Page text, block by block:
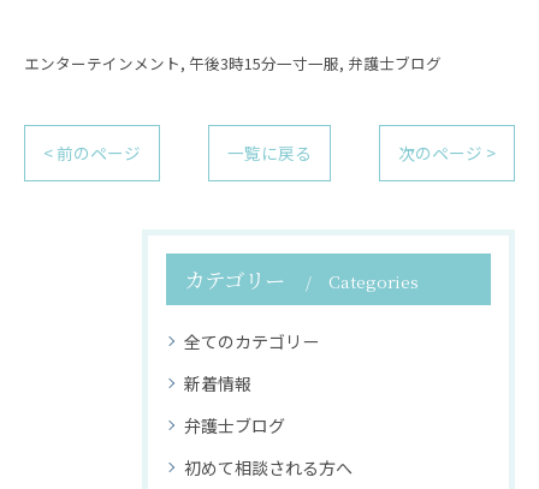
エンターテインメント 午後3時15分一寸一服 弁護士ブログ
< 前のページ 一覧に戻る 次のページ >
カテゴリー Categories
全てのカテゴリー
新着情報
弁護士ブログ
初めて相談される方へ